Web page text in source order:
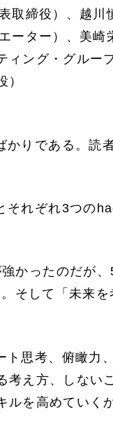
取締役）、越川
ーター）、美崎
ング・グルー
りである。読
それぞれ3つの
かったのだが
そして「未来
思考、俯瞰力
え方、しない
ルを高めていく